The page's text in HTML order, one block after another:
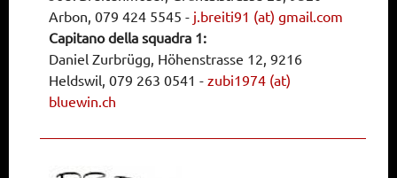
Arbon, 079 424 5545 - j.breiti91 (at) gmail.com
Capitano della squadra 1:
Daniel Zurbrügg, Höhenstrasse 12, 9216
Heldswil, 079 263 0541 - zubi1974 (at)
bluewin.ch